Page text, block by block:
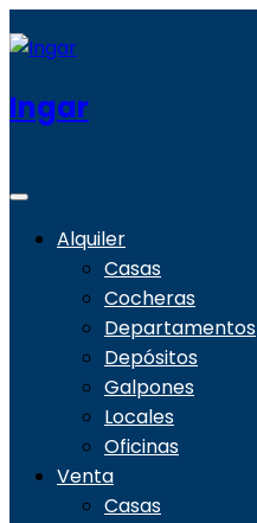
Ingar
Alquiler
Casas
Cocheras
Departamentos
Depósitos
Galpones
Locales
Oficinas
Venta
Casas